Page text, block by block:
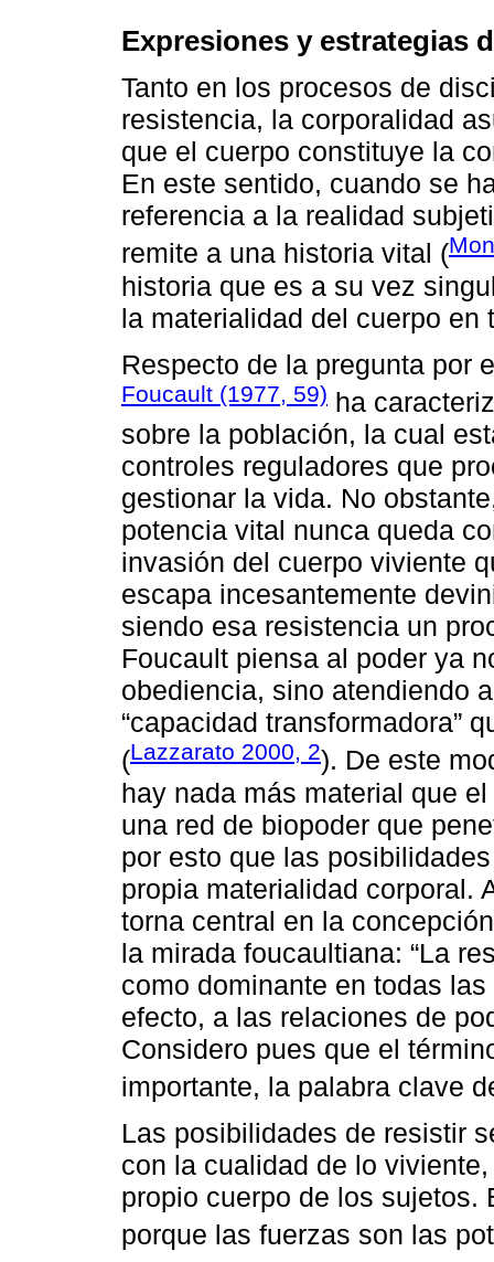
Expresiones y estrategias
Tanto en los procesos de
resistencia, la corporalidad
que el cuerpo constituye la
En este sentido, cuando se
referencia a la realidad
remite a una historia vital (
historia que es a su vez
la materialidad del cuerpo
Respecto de la pregunta por
Foucault (1977, 59) ha
sobre la población, la cual
controles reguladores que
gestionar la vida. No
potencia vital nunca queda
invasión del cuerpo viviente
escapa incesantemente
siendo esa resistencia un
Foucault piensa al poder ya
obediencia, sino atendiendo
“capacidad transformadora”
(Lazzarato 2000, 2). De este
hay nada más material que
una red de biopoder que
por esto que las
propia materialidad corporal.
torna central en la
la mirada foucaultiana: “La
como dominante en todas
efecto, a las relaciones de
Considero pues que el
importante, la palabra clave
Las posibilidades de resistir
con la cualidad de lo
propio cuerpo de los sujetos.
porque las fuerzas son las